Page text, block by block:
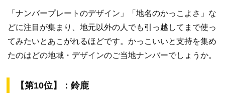
「ナンバープレートのデザイン」「地名のかっこよさ」な
どに注目が集まり、地元以外の人でも引っ越してまで使っ
てみたいとあこがれるほどです。かっこいいと支持を集め
たのはどの地域・デザインのご当地ナンバーでしょうか。
【第10位】：鈴鹿